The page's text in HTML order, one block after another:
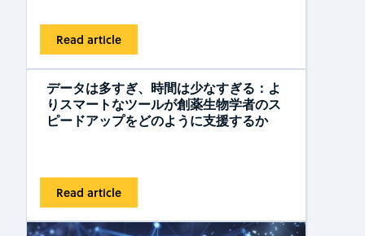
Read article
データは多すぎ、時間は少なすぎる：よ
りスマートなツールが創薬生物学者のス
ピードアップをどのように支援するか
Read article